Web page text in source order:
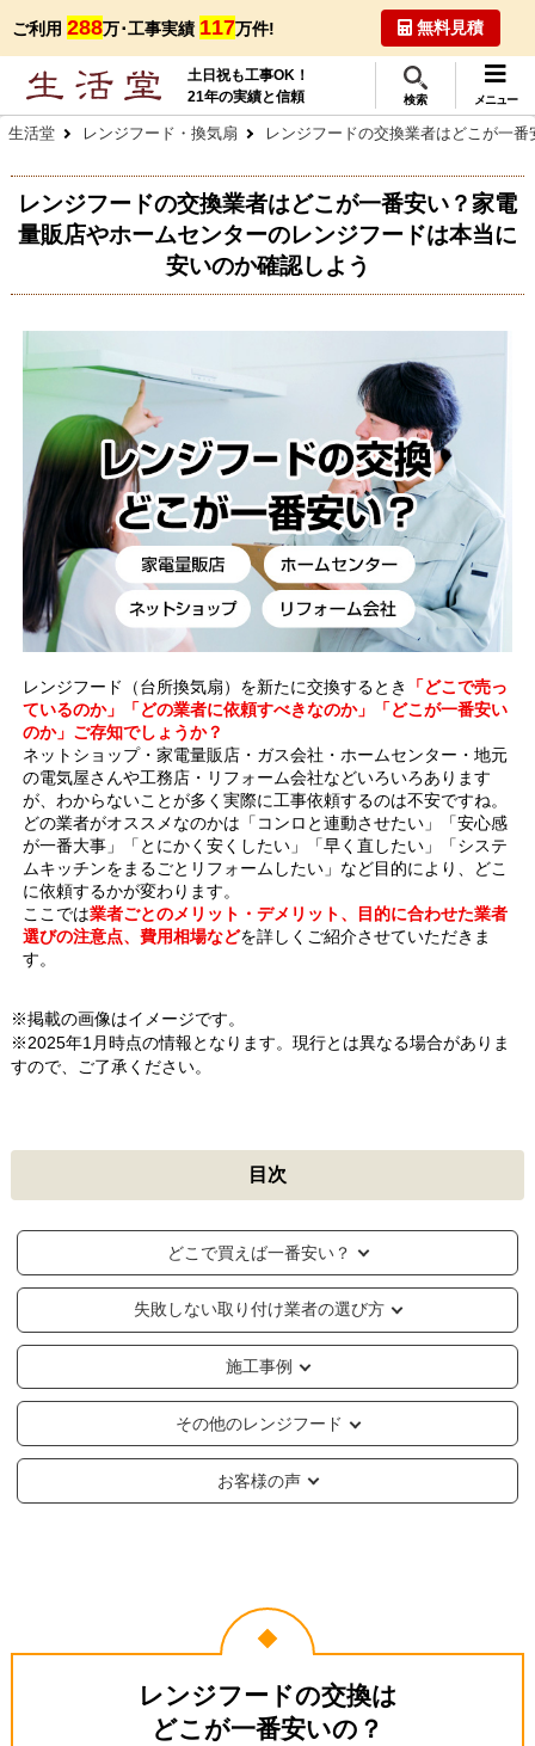
ご利用 288万･工事実績 117万件! 無料見積
土日祝も工事OK！
21年の実績と信頼
検索 メニュー
生活堂 レンジフード・換気扇 レンジフードの交換業者はどこが一番
レンジフードの交換業者はどこが一番安い？家電
量販店やホームセンターのレンジフードは本当に
安いのか確認しよう
レンジフード（台所換気扇）を新たに交換するとき
「どこで売っ
ているのか」「どの業者に依頼すべきなのか」「どこが一番安い
のか」ご存知でしょうか？
ネットショップ・家電量販店・ガス会社・ホームセンター・地元
の電気屋さんや工務店・リフォーム会社などいろいろあります
が、わからないことが多く実際に工事依頼するのは不安ですね。
どの業者がオススメなのかは「コンロと連動させたい」「安心感
が一番大事」「とにかく安くしたい」「早く直したい」「システ
ムキッチンをまるごとリフォームしたい」など目的により、どこ
に依頼するかが変わります。
ここでは業者ごとのメリット・デメリット、目的に合わせた業者
選びの注意点、費用相場などを詳しくご紹介させていただきま
す。
※掲載の画像はイメージです。
※2025年1月時点の情報となります。現行とは異なる場合がありま
すので、ご了承ください。
目次
どこで買えば一番安い？
失敗しない取り付け業者の選び方
施工事例
その他のレンジフード
お客様の声
レンジフードの交換は
どこが一番安いの？